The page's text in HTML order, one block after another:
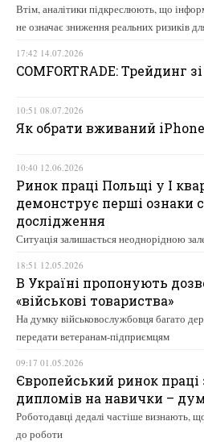
Втім, аналітики підкреслюють, що
не означає зниження реальних ризиків
17:42 14.07.2026
COMFORTRADE: Трейдинг
10:51 08.07.2026
Як обрати вживаний
10:40 12.06.2026
Ринок праці Польщі у І
демонструє перші ознаки
дослідження
Ситуація залишається неоднорідною
18:51 12.05.2026
В Україні пропонують
«військові товариства»
На думку військовослужбовця багато
передати ветеранам-підприємцям
09:17 01.05.2026
Європейський ринок праці
дипломів на навички –
Роботодавці дедалі частіше визнають,
до роботи